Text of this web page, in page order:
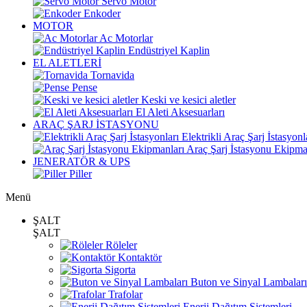
Enkoder
MOTOR
Ac Motorlar
Endüstriyel Kaplin
EL ALETLERİ
Tornavida
Pense
Keski ve kesici aletler
El Aleti Aksesuarları
ARAÇ ŞARJ İSTASYONU
Elektrikli Araç Şarj
Araç Şarj İstasyonu
JENERATÖR & UPS
Piller
Menü
ŞALT
ŞALT
Röleler
Kontaktör
Sigorta
Buton ve Sinyal Lambaları
Trafolar